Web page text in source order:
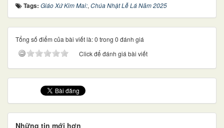
Tags: Giáo Xứ Kim Mai:, Chúa Nhật Lễ Lá Năm 2025
Tổng số điểm của bài viết là: 0 trong 0 đánh giá
Click để đánh giá bài viết
Những tin mới hơn